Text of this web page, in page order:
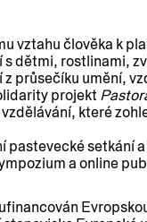
vztahu člověka k
dětmi, rostlinami,
průsečíku umění,
projekt
které
pastevecké setkání
a online